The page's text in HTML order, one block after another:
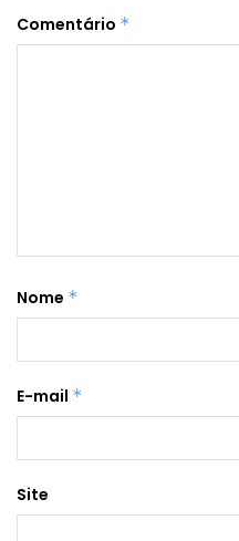
Comentário *
Nome *
E-mail *
Site